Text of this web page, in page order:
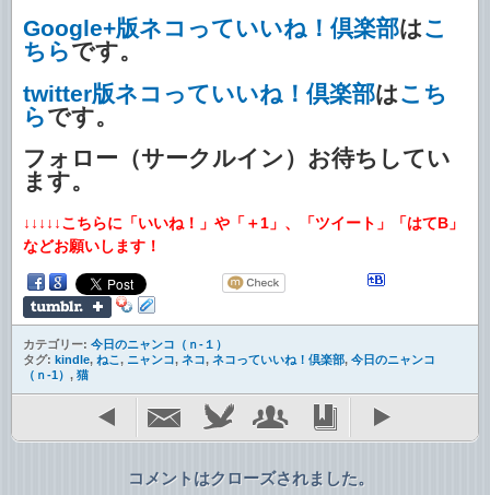
Google+版ネコっていいね！倶楽部はこ
ちらです。
twitter版ネコっていいね！倶楽部はこち
らです。
フォロー（サークルイン）お待ちしてい
ます。
↓↓↓↓↓こちらに「いいね！」や「＋1」、「ツイート」「はてB」
などお願いします！
カテゴリー: 今日のニャンコ（ｎ-１）
タグ: kindle, ねこ, ニャンコ, ネコ, ネコっていいね！倶楽部, 今日のニャンコ
（ｎ-1） , 猫
コメントはクローズされました。